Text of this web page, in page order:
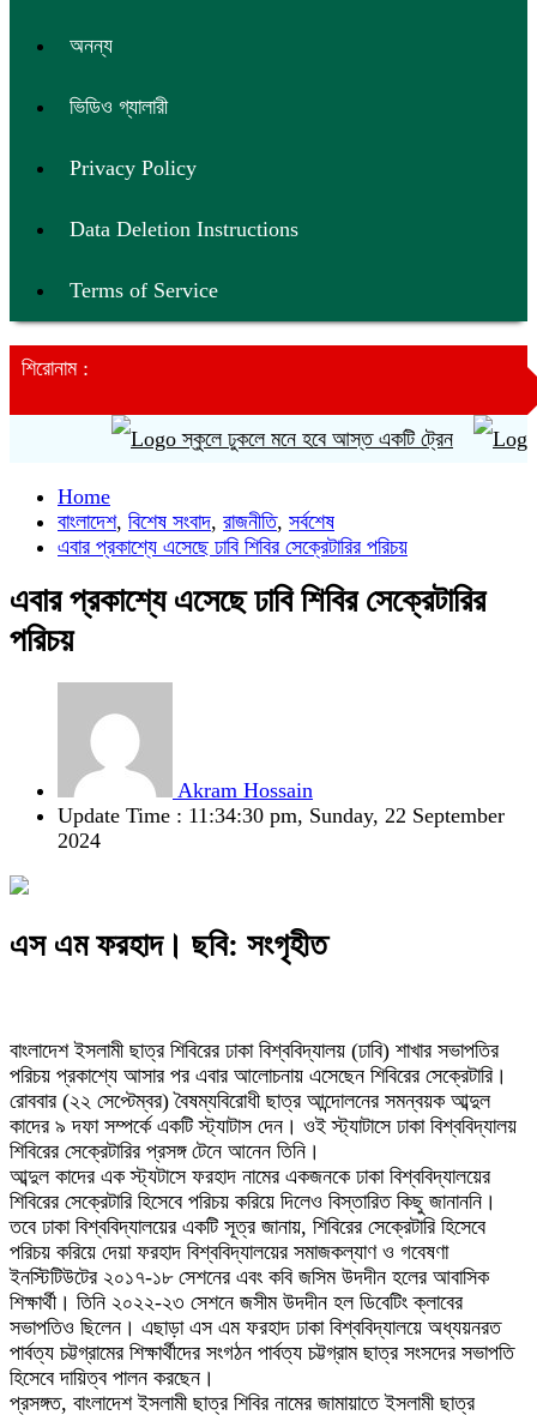
অনন্য
ভিডিও গ্যালারী
Privacy Policy
Data Deletion Instructions
Terms of Service
শিরোনাম :
স্কুলে ঢুকলে মনে হবে আস্ত একটি ট্রেন
Home
বাংলাদেশ, বিশেষ সংবাদ, রাজনীতি, সর্বশেষ
এবার প্রকাশ্যে এসেছে ঢাবি শিবির সেক্রেটারির পরিচয়
এবার প্রকাশ্যে এসেছে ঢাবি শিবির সেক্রেটারির
পরিচয়
Akram Hossain
Update Time : 11:34:30 pm, Sunday, 22 September
2024
এস এম ফরহাদ। ছবি: সংগৃহীত
বাংলাদেশ ইসলামী ছাত্র শিবিরের ঢাকা বিশ্ববিদ্যালয় (ঢাবি) শাখার সভাপতির
পরিচয় প্রকাশ্যে আসার পর এবার আলোচনায় এসেছেন শিবিরের সেক্রেটারি।
রোববার (২২ সেপ্টেম্বর) বৈষম্যবিরোধী ছাত্র আন্দোলনের সমন্বয়ক আব্দুল
কাদের ৯ দফা সম্পর্কে একটি স্ট্যাটাস দেন। ওই স্ট্যাটাসে ঢাকা বিশ্ববিদ্যালয়
শিবিরের সেক্রেটারির প্রসঙ্গ টেনে আনেন তিনি।
আব্দুল কাদের এক স্ট্যটাসে ফরহাদ নামের একজনকে ঢাকা বিশ্ববিদ্যালয়ের
শিবিরের সেক্রেটারি হিসেবে পরিচয় করিয়ে দিলেও বিস্তারিত কিছু জানাননি।
তবে ঢাকা বিশ্ববিদ্যালয়ের একটি সূত্র জানায়, শিবিরের সেক্রেটারি হিসেবে
পরিচয় করিয়ে দেয়া ফরহাদ বিশ্ববিদ্যালয়ের সমাজকল্যাণ ও গবেষণা
ইনস্টিটিউটের ২০১৭-১৮ সেশনের এবং কবি জসিম উদদীন হলের আবাসিক
শিক্ষার্থী। তিনি ২০২২-২৩ সেশনে জসীম উদদীন হল ডিবেটিং ক্লাবের
সভাপতিও ছিলেন। এছাড়া এস এম ফরহাদ ঢাকা বিশ্ববিদ্যালয়ে অধ্যয়নরত
পার্বত্য চট্টগ্রামের শিক্ষার্থীদের সংগঠন পার্বত্য চট্টগ্রাম ছাত্র সংসদের সভাপতি
হিসেবে দায়িত্ব পালন করছেন।
প্রসঙ্গত, বাংলাদেশ ইসলামী ছাত্র শিবির নামের জামায়াতে ইসলামী ছাত্র